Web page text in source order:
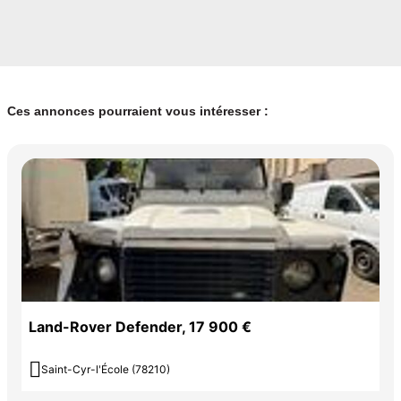
Ces annonces pourraient vous intéresser :
Land-Rover Defender, 17 900 €
 Saint-Cyr-l'École (78210)